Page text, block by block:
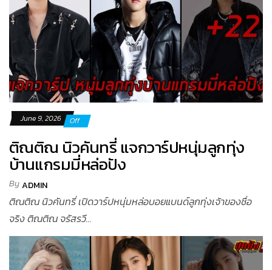
June 9, 2026 Off
ติณติณ นิวคันทรี่ แจกวาร์ปหนุ่มลูกทุ่ง
บ้านแกรมมี่หล่อปัง
ByADMIN
ติณติณ นิวคันทรี่ เปิดวาร์ปหนุ่มหล่อบอยแบนด์ลูกทุ่งเจ้าของชื่อ
จริง ติณติณ จรัสรวี...